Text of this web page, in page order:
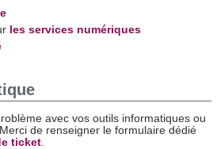
les services numériques
avec vos outils informatiques ou
de renseigner le formulaire dédié
ticket